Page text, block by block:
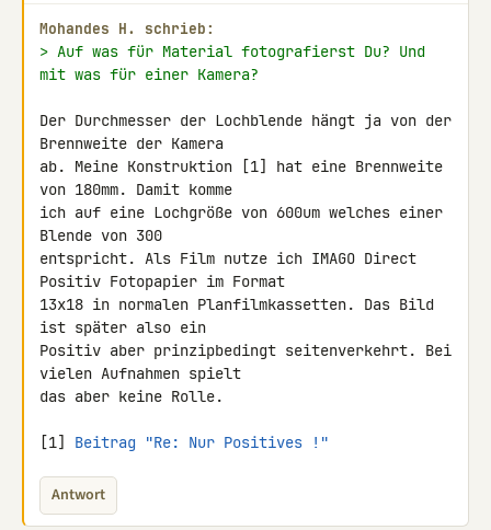
Mohandes H. schrieb:
> Auf was für Material fotografierst Du? Und
mit was für einer Kamera?
Der Durchmesser der Lochblende hängt ja von der
Brennweite der Kamera
ab. Meine Konstruktion [1] hat eine Brennweite
von 180mm. Damit komme
ich auf eine Lochgröße von 600um welches einer
Blende von 300
entspricht. Als Film nutze ich IMAGO Direct
Positiv Fotopapier im Format
13x18 in normalen Planfilmkassetten. Das Bild
ist später also ein
Positiv aber prinzipbedingt seitenverkehrt. Bei
vielen Aufnahmen spielt
das aber keine Rolle.
[1] Beitrag "Re: Nur Positives !"
Antwort